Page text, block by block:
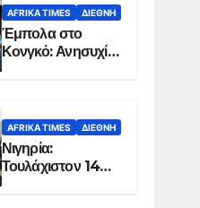
AFRIKA TIMES ΔΙΕΘΝΉ
Έμπολα στο
Κονγκό: Ανησυχία
για τη μεγάλη
AFRIKA TIMES ΔΙΕΘΝΉ
Νιγηρία:
Τουλάχιστον 14
νεκροί από